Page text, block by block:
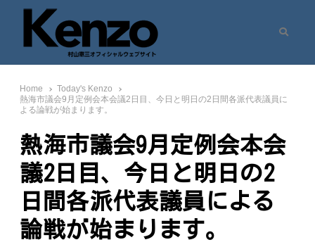
七転八起 – 村山憲三 Official Site
村山憲三ウェブサイト
Home
Today's Kenzo
熱海市議会9月定例会本会議2日目、今日と明日の2日間各派代表議員に
よる論戦が始まります。
熱海市議会9月定例会本会
議2日目、今日と明日の2
日間各派代表議員による
論戦が始まります。